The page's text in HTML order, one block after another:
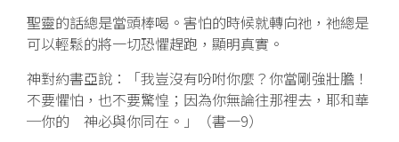
聖靈的話總是當頭棒喝。害怕的時候就轉向祂，祂總是
可以輕鬆的將一切恐懼趕跑，顯明真實。
神對約書亞說：「我豈沒有吩咐你麼？你當剛強壯膽！
不要懼怕，也不要驚惶；因為你無論往那裡去，耶和華
─你的 神必與你同在。」（書一9）